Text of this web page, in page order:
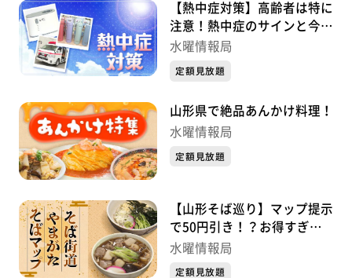
【熱中症対策】高齢者は特に
注意！熱中症のサインと今か
らできる夏の備え YTSゴジダ
水曜情報局
定額見放題
山形県で絶品あんかけ料理！
水曜情報局
定額見放題
【山形そば巡り】マップ提示
で50円引き！？お得すぎる
スタンプラリーで名店27軒
水曜情報局
定額見放題